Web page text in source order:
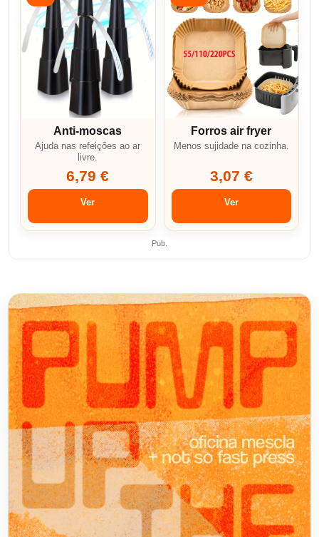
Anti-moscas
Ajuda nas refeições ao ar
livre.
6,79 €
Ver
Forros air fryer
Menos sujidade na cozinha.
3,07 €
Ver
Pub.